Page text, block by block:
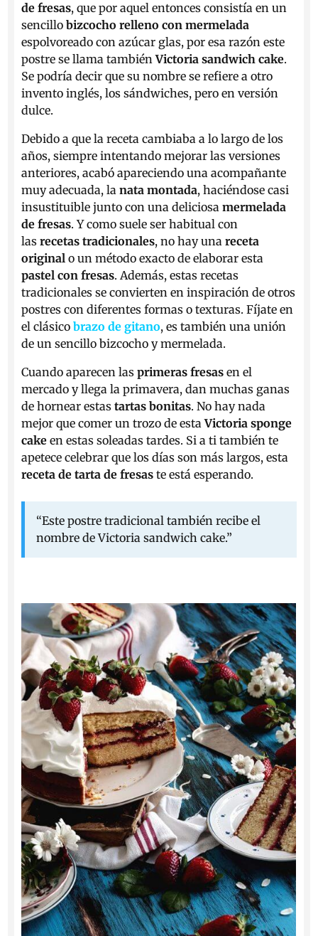
de fresas, que por aquel entonces consistía en un
sencillobizcocho relleno con mermelada
espolvoreado con azúcar glas, por esa razón este
postre se llama tambiénVictoria sandwich cake.
Se podría decir que su nombre se refiere a otro
invento inglés, los sándwiches, pero en versión
dulce.
Debido a que la receta cambiaba a lo largo de los
años, siempre intentando mejorar las versiones
anteriores, acabó apareciendo una acompañante
muy adecuada, lanata montada, haciéndose casi
insustituible junto con una deliciosamermelada
de fresas. Y como suele ser habitual con
lasrecetas tradicionales, no hay unareceta
original o un método exacto de elaborar esta
pastel con fresas. Además, estas recetas
tradicionales se convierten en inspiración de otros
postres con diferentes formas o texturas. Fíjate en
el clásicobrazo de gitano, es también una unión
de un sencillo bizcocho y mermelada.
Cuando aparecen lasprimeras fresas en el
mercado y llega la primavera, dan muchas ganas
de hornear estastartas bonitas. No hay nada
mejor que comer un trozo de estaVictoria sponge
cakeen estas soleadas tardes. Si a ti también te
apetece celebrar que los días son más largos, esta
receta de tarta de fresas te está esperando.
“Este postre tradicional también recibe el
nombre de Victoria sandwich cake.”